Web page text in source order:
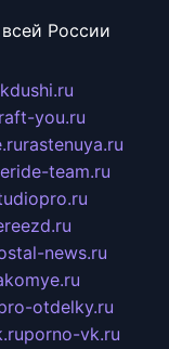
России
you.ru
rastenuya.ru
team.ru
news.ru
otdelky.ru
porno-vk.ru